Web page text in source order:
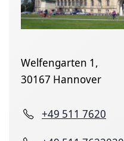
Welfengarten 1,
30167 Hannover
+49 511 7620